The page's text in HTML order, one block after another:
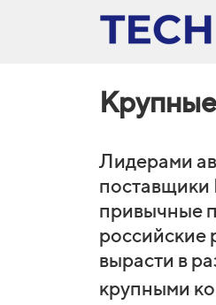
Лидерами
привычные
вырасти в
крупными